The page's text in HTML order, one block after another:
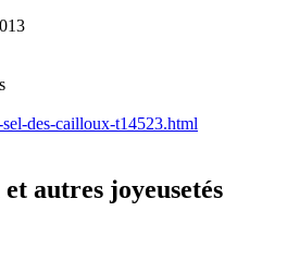
des-cailloux-t14523.html
autres joyeusetés